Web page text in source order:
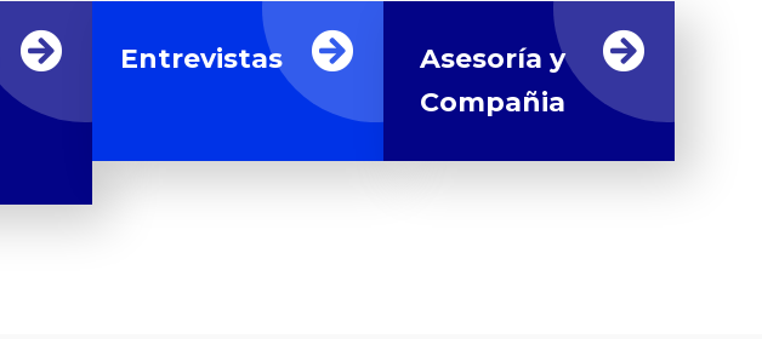
Entrevistas
Asesoría y
Compañia